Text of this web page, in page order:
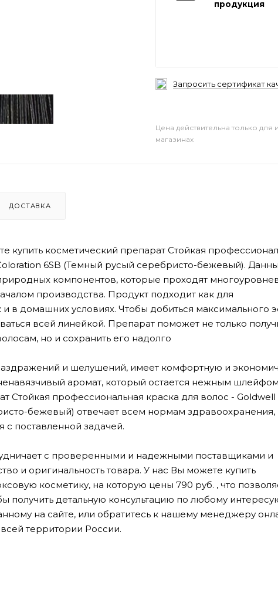
продукция
Запросить сертификат
Цена действительна только
магазинах
ДОСТАВКА
косметический препарат Стойкая
6SB (Темный русый серебристо-бежевый).
компонентов, которые проходят
производства. Продукт подходит как для
в домашних условиях. Чтобы добиться максимального
всей линейкой. Препарат поможет не только
но и сохранить его надолго
и шелушений, имеет комфортную и
аромат, который остается нежным
Стойкая профессиональная краска для волос - Goldwell
бежевый) отвечает всем нормам здравоохранения,
с поставленной задачей.
с проверенными и надежными поставщиками и
и оригинальность товара. У нас Вы можете купить
косметику, на которую цены 790 руб. , что
получить детальную консультацию по любому
на сайте, или обратитесь к нашему менеджеру
территории России.